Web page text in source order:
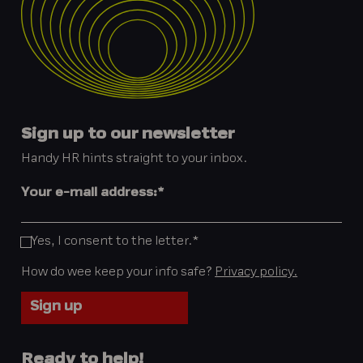
Sign up to our newsletter
Handy HR hints straight to your inbox.
Your e-mail address:*
Yes, I consent to the letter.*
How do wee keep your info safe? Privacy policy.